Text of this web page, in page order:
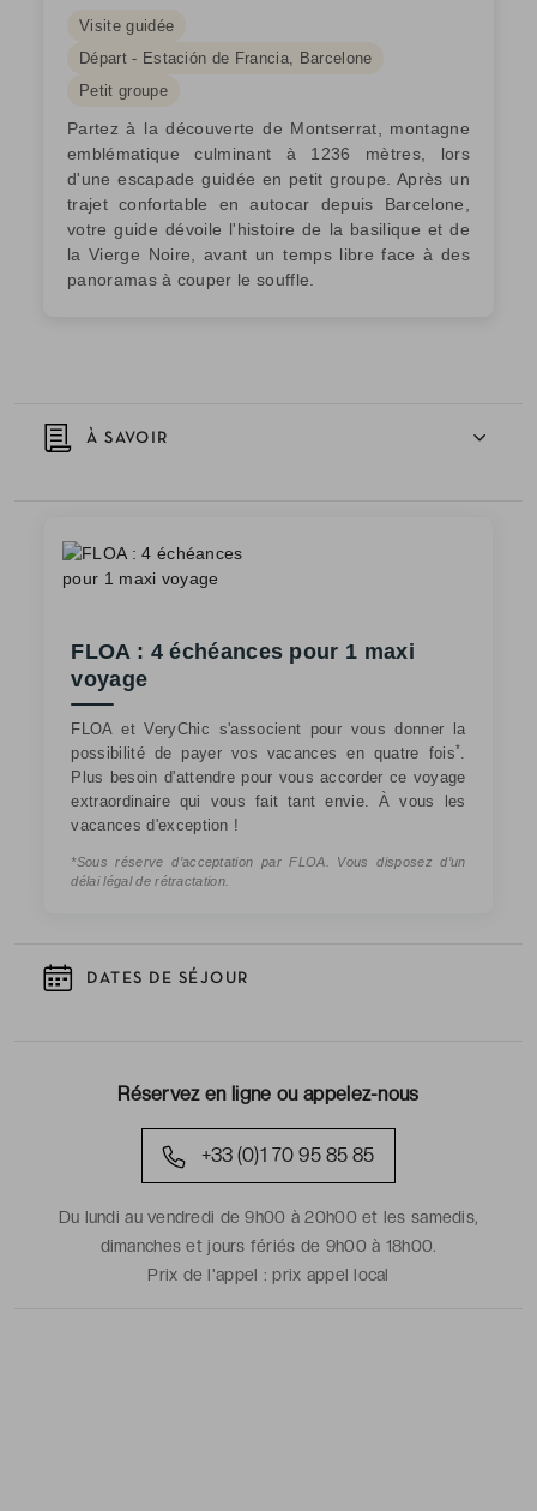
À SAVOIR
DATES DE SÉJOUR
Réservez en ligne ou appelez-nous
+33 (0)1 70 95 85 85
Du lundi au vendredi de 9h00 à 20h00 et les samedis,
dimanches et jours fériés de 9h00 à 18h00.
Prix de l'appel :prix appel local
FLOA : 4 échéances pour 1 maxi
voyage
FLOA et VeryChic s'associent pour vous donner la
possibilité de payer vos vacances en quatre fois*.
Plus besoin d'attendre pour vous accorder ce voyage
extraordinaire qui vous fait tant envie. À vous les
vacances d'exception !
*Sous réserve d’acceptation par FLOA. Vous disposez d’un
délai légal de rétractation.
Visite guidée
Départ - Estación de Francia, Barcelone
Petit groupe
Partez à la découverte de Montserrat, montagne
emblématique culminant à 1236 mètres, lors
d'une escapade guidée en petit groupe. Après un
trajet confortable en autocar depuis Barcelone,
votre guide dévoile l'histoire de la basilique et de
la Vierge Noire, avant un temps libre face à des
panoramas à couper le souffle.